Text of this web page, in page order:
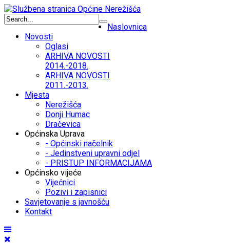
Naslovnica
Novosti
Oglasi
ARHIVA NOVOSTI
2014.-2018.
ARHIVA NOVOSTI
2011.-2013.
Mjesta
Nerežišća
Donji Humac
Dračevica
Općinska Uprava
- Općinski načelnik
- Jedinstveni upravni odjel
- PRISTUP INFORMACIJAMA
Općinsko vijeće
Vijećnici
Pozivi i zapisnici
Savjetovanje s javnošću
Kontakt